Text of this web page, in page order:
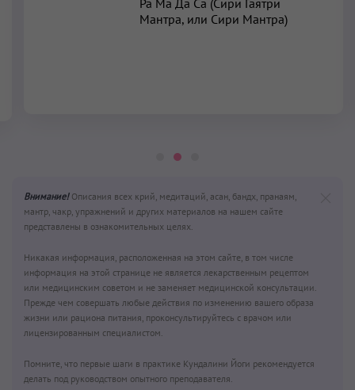
Мантра, или Сири Мантра)
Внимание!Описания всех крий, медитаций, асан, бандх, пранаям,
мантр, чакр, упражнений и других материалов на нашем сайте
представлены в ознакомительных целях.
Никакая информация, расположенная на этом сайте, в том числе
информация на этой странице не является лекарственным рецептом
или медицинским советом и не заменяет медицинской консультации.
Прежде чем совершать любые действия по изменению вашего образа
жизни или рациона питания, проконсультируйтесь с врачом или
лицензированным специалистом.
Помните, что первые шаги в практике Кундалини Йоги рекомендуется
делать под руководством опытного преподавателя.